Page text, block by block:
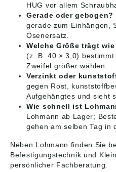
HUG vor allem
Gerade oder gebogen?
gerade zum Einhängen,
Ösenersatz.
Welche Größe trägt
(z. B. 40 × 3,0)
Zweifel größer wählen.
Verzinkt oder
gegen Rost,
Aufgehängtes und sieht
Wie schnell ist
Lohmann ab Lager;
gehen am selben Tag in
Neben Lohmann finden Sie
Befestigungstechnik und
persönlicher Fachberatung.